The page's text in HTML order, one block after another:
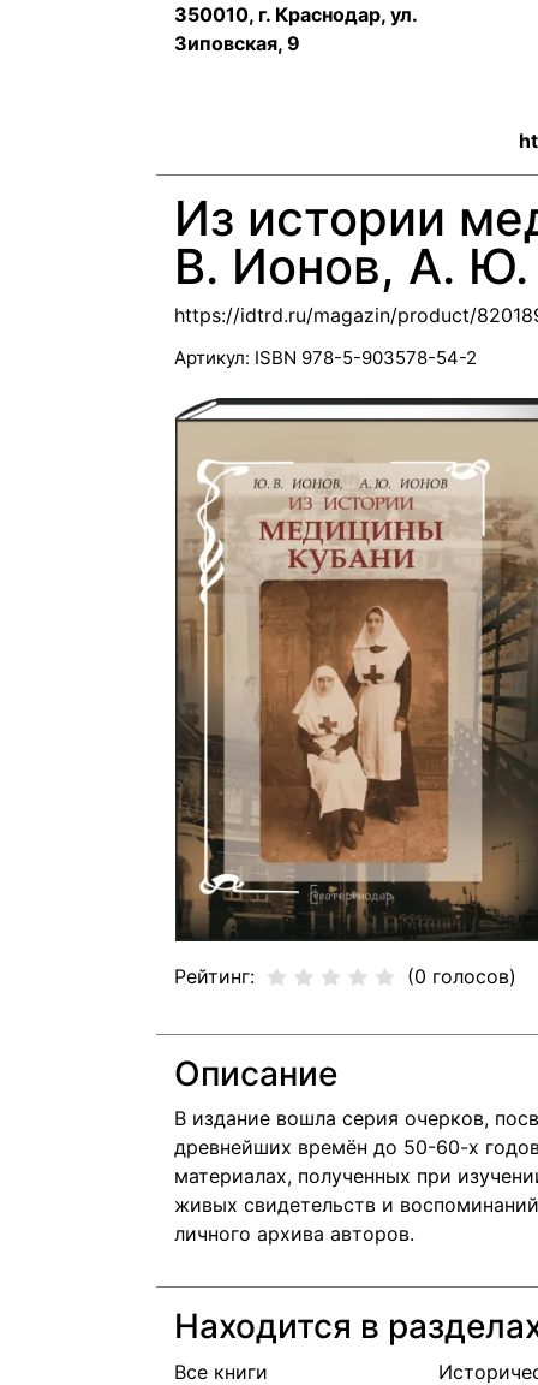
350010, г. Краснодар, ул.
Зиповская, 9
Из истории
В. Ионов, А.
https://idtrd.ru/magazin/product/
Артикул: ISBN 978-5-903578-54-2
Рейтинг: (0 голосов)
Описание
В издание вошла серия очерков,
древнейших времён до 50-60-х
материалах, полученных при
живых свидетельств и
личного архива авторов.
Находится в
Все книги